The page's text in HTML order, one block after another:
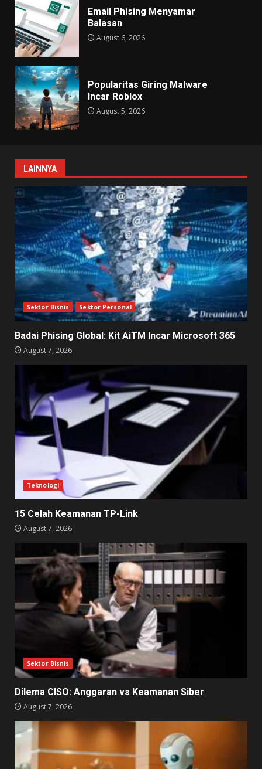
Email Phising Menyamar
Balasan
August 6, 2026
Popularitas Giring Malware
Incar Roblox
August 5, 2026
LAINNYA
Sektor Bisnis Sektor Personal
Badai Phising Global: Kit AiTM Incar Microsoft 365
August 7, 2026
Teknologi
15 Celah Keamanan TP-Link
August 7, 2026
Sektor Bisnis
Dilema CISO: Anggaran vs Keamanan Siber
August 7, 2026